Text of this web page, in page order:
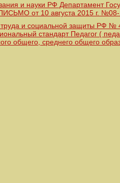
и науки РФ Департамент
от 10 августа 2015 г.
труда и социальной защиты РФ №
стандарт Педагог (
общего, среднего общего